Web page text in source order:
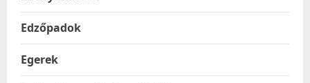
Edzőpadok
Egerek